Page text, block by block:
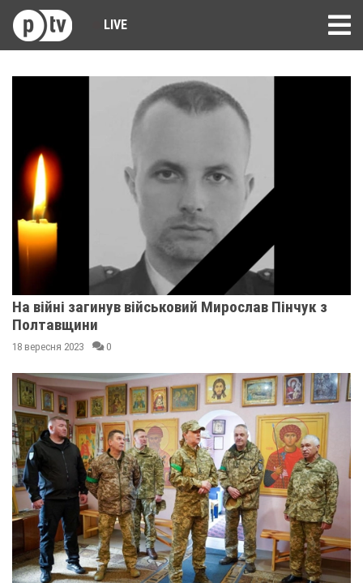
LIVE
На війні загинув військовий Мирослав Пінчук з
Полтавщини
18 вересня 2023 0